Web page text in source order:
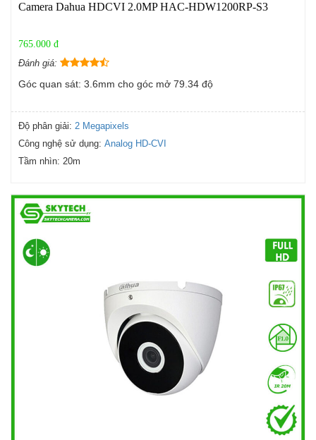
Camera Dahua HDCVI 2.0MP HAC-HDW1200RP-S3
765.000 đ
Đánh giá:
Góc quan sát: 3.6mm cho góc mở 79.34 độ
Độ phân giải: 2 Megapixels
Công nghệ sử dụng: Analog HD-CVI
Tầm nhìn: 20m